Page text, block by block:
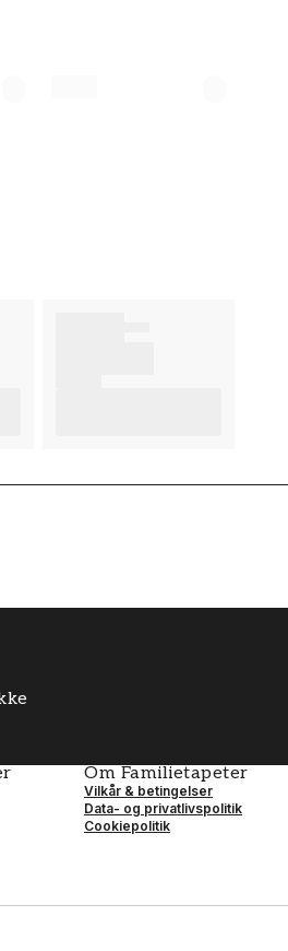
Om Familietapeter
Vilkår & betingelser
Data- og privatlivspolitik
Cookiepolitik